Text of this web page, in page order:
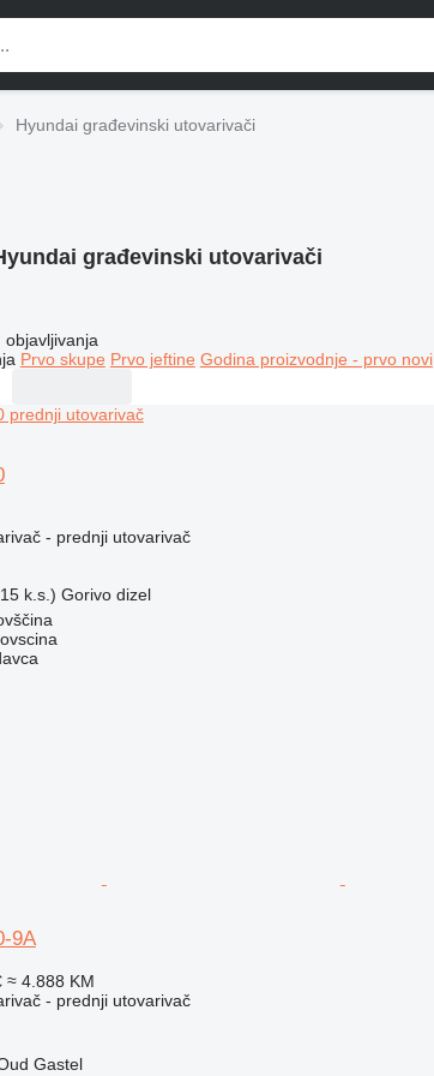
Hyundai građevinski utovarivači
građevinski utovarivači
objavljivanja
Prvo skupe Prvo jeftine Godina proizvodnje - prvo novi
- prednji utovarivač
k.s.) Gorivo dizel
9A
≈ 4.888 KM
- prednji utovarivač
Gastel